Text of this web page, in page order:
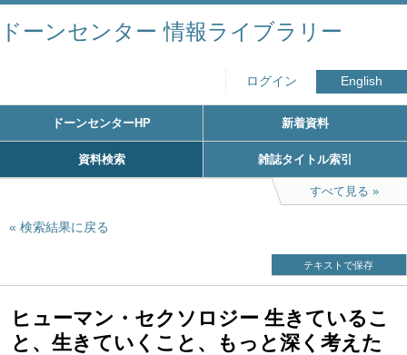
ドーンセンター 情報ライブラリー
ログイン English
ドーンセンターHP 新着資料
資料検索 雑誌タイトル索引
すべて見る
検索結果に戻る
テキストで保存
ヒューマン・セクソロジー 生きているこ
と、生きていくこと、もっと深く考えた